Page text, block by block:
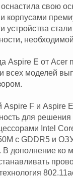
свою
корпусами
устройства
Aspire E от Acer
всех моделей
Aspire F и Aspire
для
Intel
с GDDR5 и
В дополнение ко